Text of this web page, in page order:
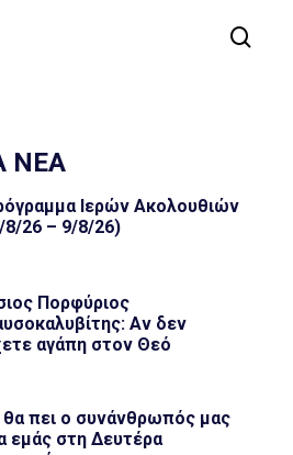
ΝΕΑ
Ιερών Ακολουθιών
8/26 – 9/8/26)
Πορφύριος
Αν δεν
αγάπη στον Θεό
θα πει ο συνάνθρωπός μας
εμάς στη Δευτέρα